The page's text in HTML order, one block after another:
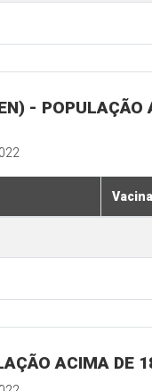
-
Vacina
ACIMA DE